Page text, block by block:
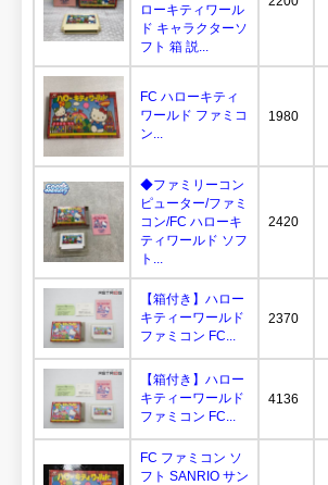
ローキティワール
ド キャラクターソ
フト 箱 説...
FC ハローキティ
ワールド ファミコ
ン...
1980
◆ファミリーコン
ピューター/ファミ
コン/FC ハローキ
ティワールド ソフ
ト...
2420
【箱付き】ハロー
キティーワールド
ファミコン FC...
2370
【箱付き】ハロー
キティーワールド
ファミコン FC...
4136
FC ファミコン ソ
フト SANRIO サン